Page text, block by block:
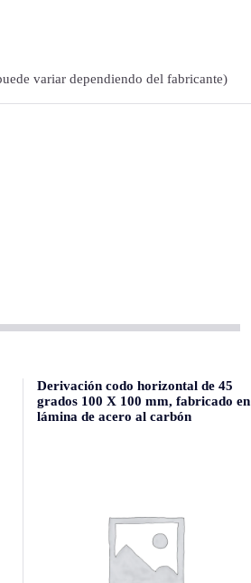
variar dependiendo del fabricante)
Derivación codo horizontal de 45
grados 100 X 100 mm, fabricado en
lámina de acero al carbón